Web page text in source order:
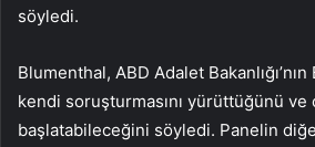
söyledi.
Blumenthal, ABD Adalet
kendi soruşturmasını yürüttüğünü
başlatabileceğini söyledi. Panelin